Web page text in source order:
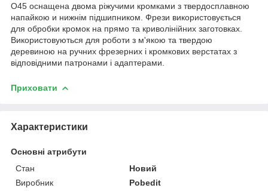
O45 оснащена двома ріжучими кромками з твердосплавною
напайкою и нижнім підшипником. Фрези використовується
для обробки кромок на прямо та криволінійних заготовках.
Використовуються для роботи з м'якою та твердою
деревиною на ручних фрезерних і кромкових верстатах з
відповідними патронами і адаптерами.
Приховати
Характеристики
Основні атрибути
Стан
Новий
Виробник
Pobedit